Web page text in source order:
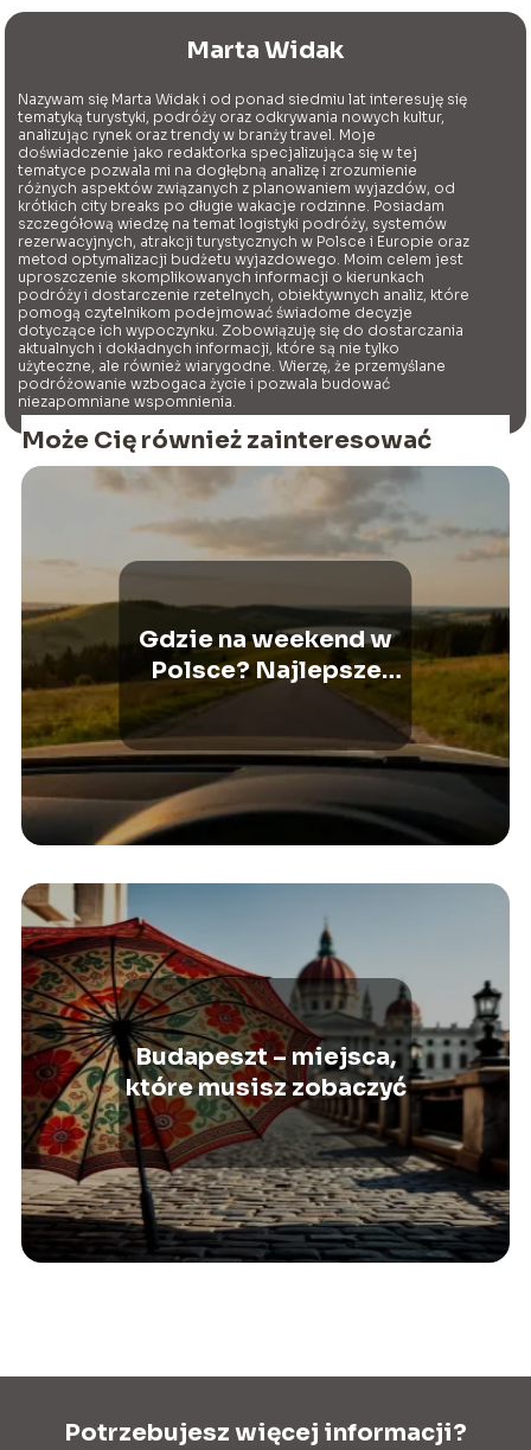
Marta Widak
Nazywam się Marta Widak i od ponad siedmiu lat interesuję się
tematyką turystyki, podróży oraz odkrywania nowych kultur,
analizując rynek oraz trendy w branży travel. Moje
doświadczenie jako redaktorka specjalizująca się w tej
tematyce pozwala mi na dogłębną analizę i zrozumienie
różnych aspektów związanych z planowaniem wyjazdów, od
krótkich city breaks po długie wakacje rodzinne. Posiadam
szczegółową wiedzę na temat logistyki podróży, systemów
rezerwacyjnych, atrakcji turystycznych w Polsce i Europie oraz
metod optymalizacji budżetu wyjazdowego. Moim celem jest
uproszczenie skomplikowanych informacji o kierunkach
podróży i dostarczenie rzetelnych, obiektywnych analiz, które
pomogą czytelnikom podejmować świadome decyzje
dotyczące ich wypoczynku. Zobowiązuję się do dostarczania
aktualnych i dokładnych informacji, które są nie tylko
użyteczne, ale również wiarygodne. Wierzę, że przemyślane
podróżowanie wzbogaca życie i pozwala budować
niezapomniane wspomnienia.
Może Cię również zainteresować
Gdzie na weekend w
Polsce? Najlepsze
kierunki na krótki
wyjazd
Budapeszt – miejsca,
które musisz zobaczyć
Potrzebujesz więcej informacji?